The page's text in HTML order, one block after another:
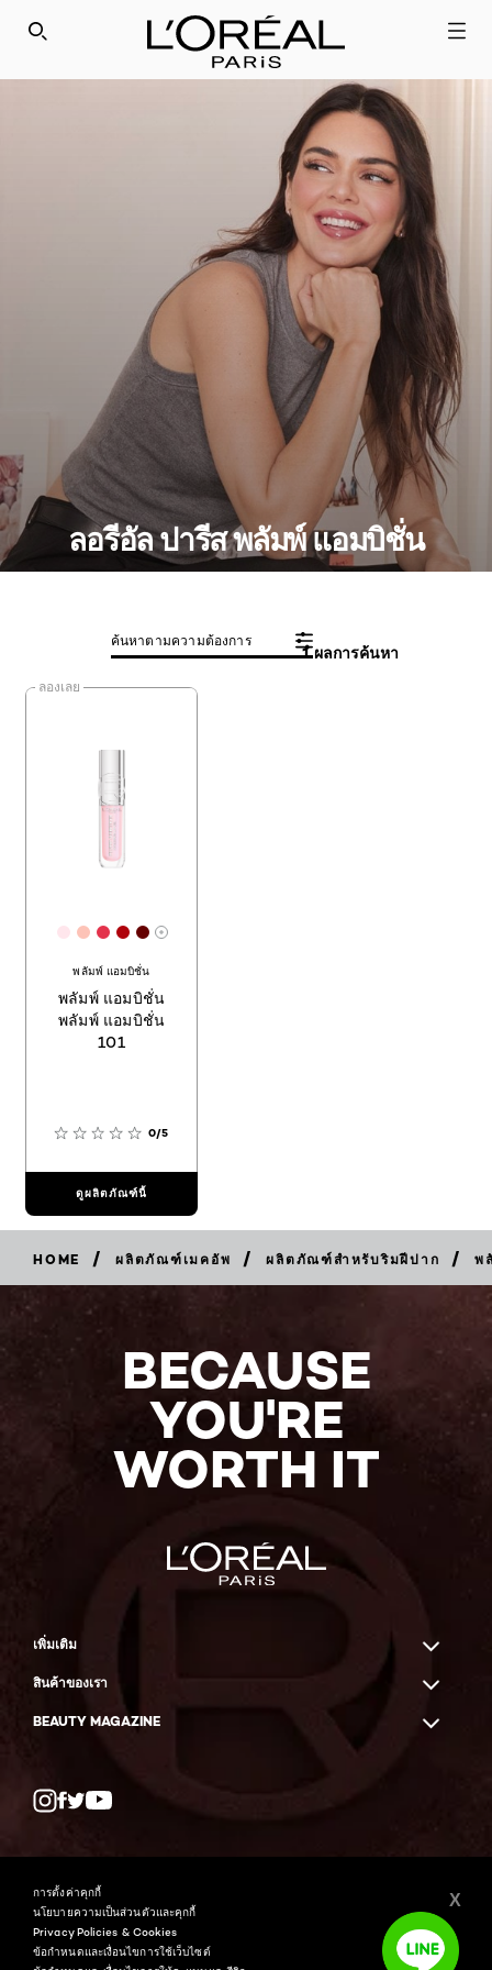
X
SEARCH THIS SITE
ลอรีอัล ปารีส พลัมพ์ แอมบิชั่น
1 ผลการค้นหา
ค้นหาตามความต้องการ
ลองเลย
[Color]: #FFE6EC
[Color]: #FDC3B7
[Color]: #E3334C
[Color]: #AF030C
[Color]: #650000
More shades are available
พลัมพ์ แอมบิชั่น
พลัมพ์ แอมบิชั่น
พลัมพ์ แอมบิชั่น
101
0/5
ดูผลิตภัณฑ์นี้
HOME / ผลิตภัณฑ์เมคอัพ / ผลิตภัณฑ์สำหรับริมฝีปาก / พ
BECAUSE
YOU'RE
WORTH IT
เพิ่มเติม
สินค้าของเรา
BEAUTY MAGAZINE
การตั้งค่าคุกกี้
นโยบายความเป็นส่วนตัวและคุกกี้
Privacy Policies & Cookies
ข้อกำหนดและเงื่อนไขการใช้เว็บไซต์